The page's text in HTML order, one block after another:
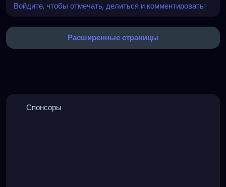
Войдите, чтобы отмечать, делиться и комментировать!
Расширенные страницы
Спонсоры